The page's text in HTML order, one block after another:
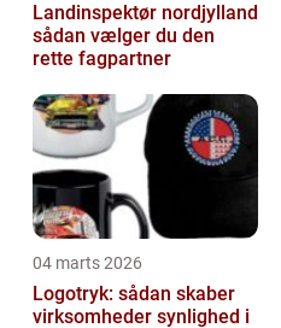
Landinspektør nordjylland
sådan vælger du den
rette fagpartner
04 marts 2026
Logotryk: sådan skaber
virksomheder synlighed i